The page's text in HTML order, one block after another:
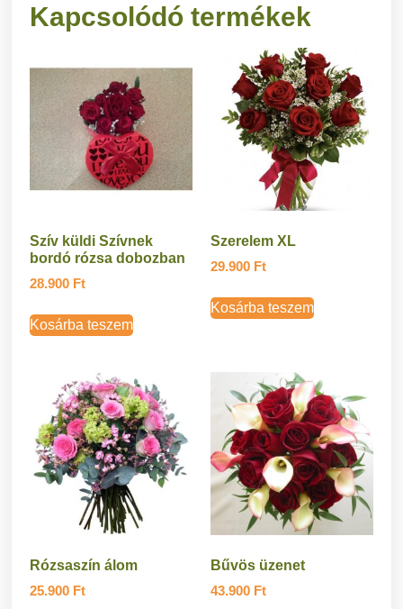
Kapcsolódó termékek
Szív küldi Szívnek
bordó rózsa dobozban
28.900 Ft
Kosárba teszem
Szerelem XL
29.900 Ft
Kosárba teszem
Rózsaszín álom
25.900 Ft
Bűvös üzenet
43.900 Ft